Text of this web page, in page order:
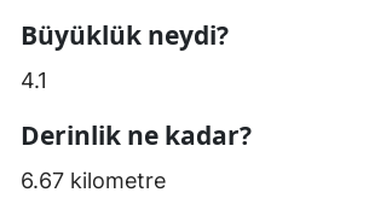
Büyüklük neydi?
4.1
Derinlik ne kadar?
6.67 kilometre